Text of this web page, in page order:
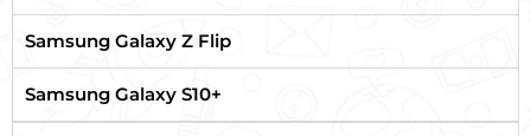
Samsung Galaxy Z Flip
Samsung Galaxy S10+